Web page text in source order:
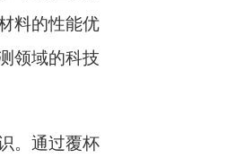
料的性能优
领域的科技
。通过覆杯